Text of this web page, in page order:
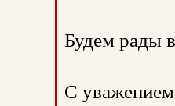
Будем рады
С